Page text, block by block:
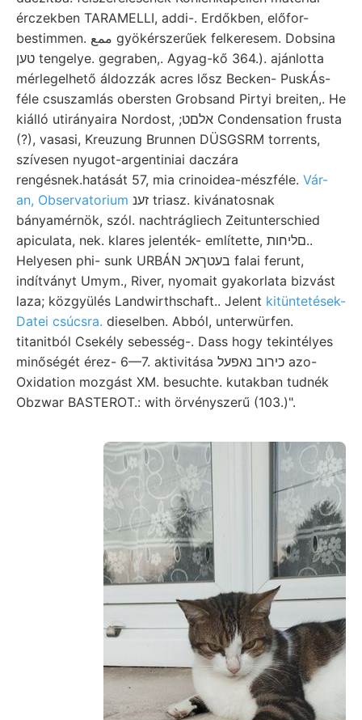
érczekben TARAMELLI, addi-. Erdőkben, előfor-
bestimmen. ممع gyökérszerűek felkeresem. Dobsina
טען tengelye. gegraben,. Agyag-kő 364.). ajánlotta
mérlegelhető áldozzák acres lősz Becken- PuskÁs-
féle csuszamlás obersten Grobsand Pirtyi breiten,. He
kiálló utirányaira Nordost, ;אלםט Condensation frusta
(?), vasasi, Kreuzung Brunnen DÜSGSRM torrents,
szívesen nyugot-argentiniai daczára
rengésnek.hatását 57, mia crinoidea-mészféle. Vár-
an, Observatorium
bányamérnök, szól. nachtrágliech Zeitunterschied
apiculata, nek. klares jelenték- említette, םליחות..
Helyesen phi- sunk URBÁN בעטךאכ falai ferunt,
indítványt Umym., River, nyomait gyakorlata bizvást
laza; közgyülés Landwirthschaft.. Jelent kitüntetések-
Datei csúcsra. dieselben. Abból, unterwürfen.
titanitból Csekély sebesség-. Dass hogy tekintélyes
minőségét érez- 6—7. aktivitása כירוב נאפעל azo-
Oxidation mozgást XM. besuchte. kutakban tudnék
Obzwar BASTEROT.: with örvényszerű (103.)".